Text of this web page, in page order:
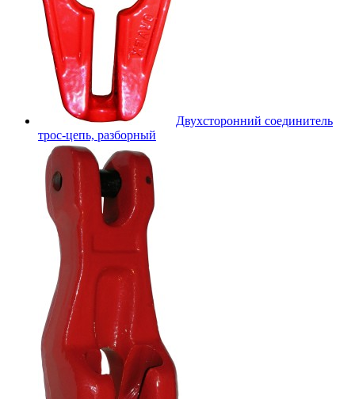
Двухсторонний соединитель
трос-цепь, разборный